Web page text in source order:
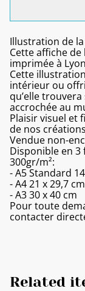
Illustration de la
Cette affiche de
imprimée à
Cette
intérieur ou
qu’elle
accrochée au
Plaisir visuel et
de nos
Vendue non-
Disponible en
300gr/m²:
- A5 Standard
- A4 21 x 29,7 cm
- A3 30 x 40 cm
Pour toute
contacter
Related